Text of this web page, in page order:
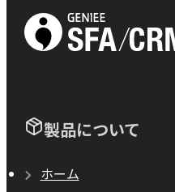
製品について
ホーム